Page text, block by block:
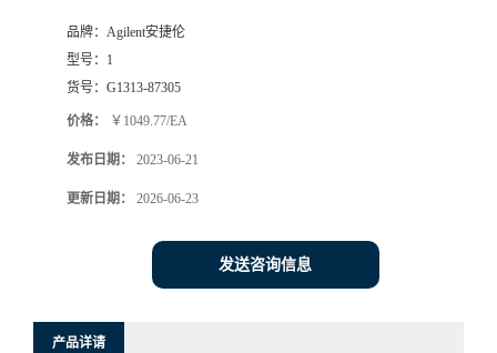
品牌： Agilent安捷伦
型号： 1
货号： G1313-87305
价格： ￥1049.77/EA
发布日期： 2023-06-21
更新日期： 2026-06-23
发送咨询信息
产品详请